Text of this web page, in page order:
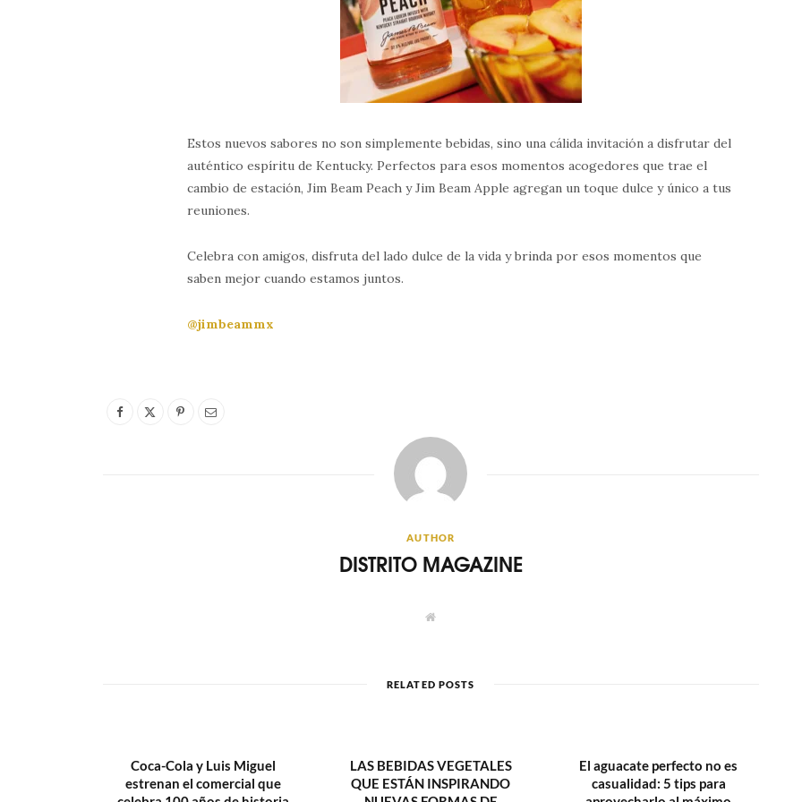
Estos nuevos sabores no son simplemente bebidas, sino una cálida invitación a disfrutar del
auténtico espíritu de Kentucky. Perfectos para esos momentos acogedores que trae el
cambio de estación, Jim Beam Peach y Jim Beam Apple agregan un toque dulce y único a tus
reuniones.
Celebra con amigos, disfruta del lado dulce de la vida y brinda por esos momentos que
saben mejor cuando estamos juntos.
@jimbeammx
AUTHOR
DISTRITO MAGAZINE
W
e
RELATED POSTS
Coca-Cola y Luis Miguel
estrenan el comercial que
LAS BEBIDAS VEGETALES
QUE ESTÁN INSPIRANDO
El aguacate perfecto no es
casualidad: 5 tips para